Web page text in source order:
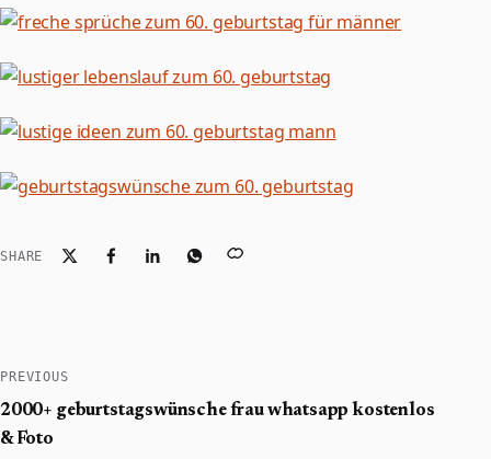
SHARE
PREVIOUS
2000+ geburtstagswünsche frau whatsapp kostenlos
& Foto